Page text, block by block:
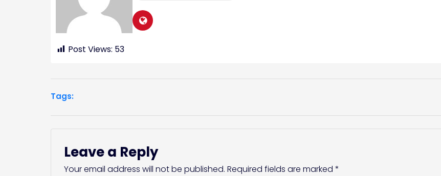
Post Views: 53
Tags:
Leave a Reply
Your email address will not be published. Required fields are marked *